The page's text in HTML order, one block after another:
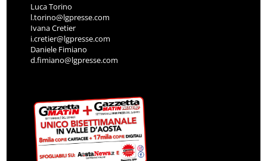
Luca Torino
l.torino@lgpresse.com
Ivana Cretier
i.cretier@lgpresse.com
Daniele Fimiano
d.fimiano@lgpresse.com